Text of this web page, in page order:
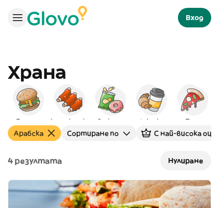
Вход
Храна
Бургери Американска Снаксове Закуска Пица
Арабска Сортиране по С най-висока
4 резултата Нулиране